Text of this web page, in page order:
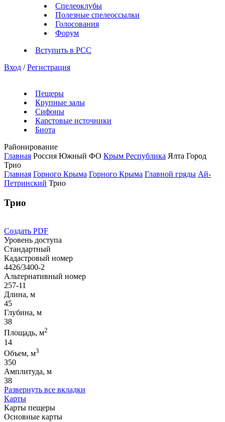
Спелеоклубы
Полезные спелеоссылки
Голосования
Форум
Вступить в РСС
Вход / Регистрация
Пещеры
Крупные залы
Сифоны
Карстовые источники
Биота
Районирование
Главная Россия Южный ФО Крым Республика Ялта Город
Трио
Главная Горного Крыма Горного Крыма Главной гряды Ай-
Петринский Трио
Трио
Создать PDF
Уровень доступа
Стандартный
Кадастровый номер
4426/3400-2
Альтернативный номер
257-11
Длина, м
45
Глубина, м
38
Площадь, м2
14
Объем, м3
350
Амплитуда, м
38
Развернуть все вкладки
Карты
Карты пещеры
Основные карты